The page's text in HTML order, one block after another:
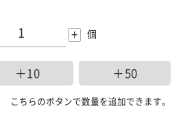
+ 個
＋10 ＋50
こちらのボタンで数量を追加できます。